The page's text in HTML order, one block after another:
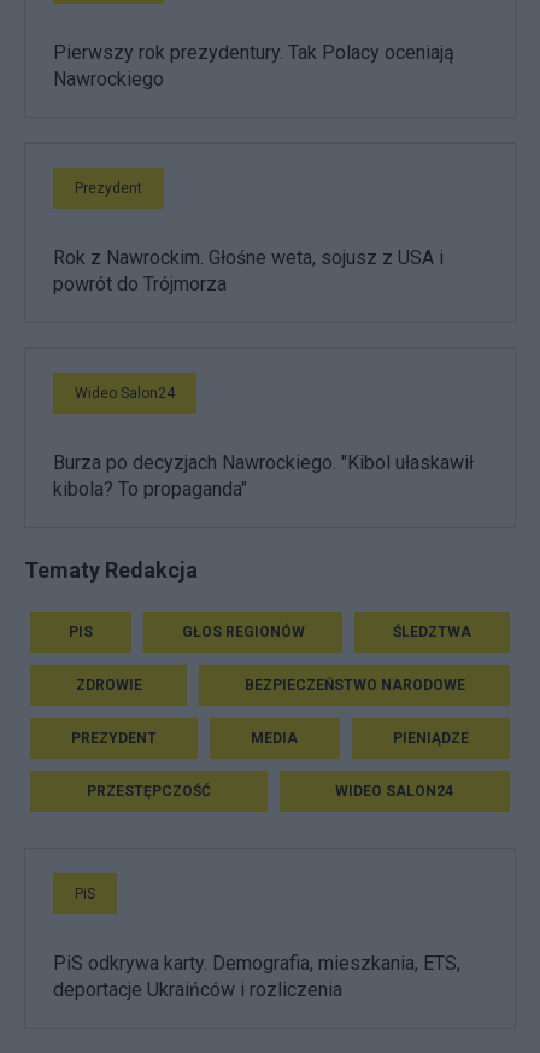
Pierwszy rok prezydentury. Tak Polacy oceniają
Nawrockiego
Prezydent
Rok z Nawrockim. Głośne weta, sojusz z USA i
powrót do Trójmorza
Wideo Salon24
Burza po decyzjach Nawrockiego. "Kibol ułaskawił
kibola? To propaganda"
Tematy Redakcja
PIS GŁOS REGIONÓW ŚLEDZTWA
ZDROWIE BEZPIECZEŃSTWO NARODOWE
PREZYDENT MEDIA PIENIĄDZE
PRZESTĘPCZOŚĆ WIDEO SALON24
PiS
PiS odkrywa karty. Demografia, mieszkania, ETS,
deportacje Ukraińców i rozliczenia